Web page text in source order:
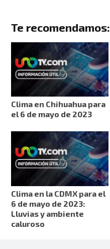
Te recomendamos:
Clima en Chihuahua para
el 6 de mayo de 2023
Clima en la CDMX para el
6 de mayo de 2023:
Lluvias y ambiente
caluroso